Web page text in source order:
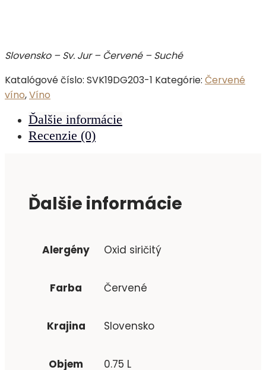
Slovensko – Sv. Jur – Červené – Suché
Katalógové číslo: SVK19DG203-1 Kategórie: Červené
víno,Víno
Ďalšie informácie
Recenzie (0)
Ďalšie informácie
Alergény Oxid siričitý
Farba Červené
Krajina Slovensko
Objem 0.75 L